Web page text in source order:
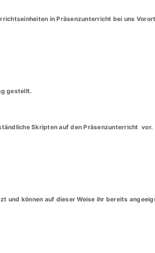
in Präsenzunterricht bei uns
gestellt.
Skripten auf denPräsenzunterricht vor.
und können auf dieser Weise ihr bereits